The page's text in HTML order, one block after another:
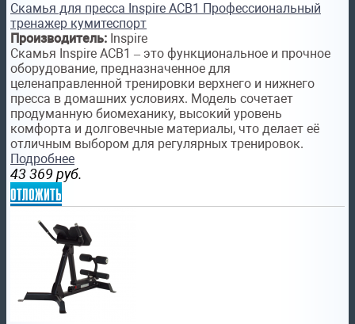
Скамья для пресса Inspire ACB1 Профессиональный
тренажер кумитеспорт
Производитель: Inspire
Скамья Inspire ACB1 – это функциональное и прочное
оборудование, предназначенное для
целенаправленной тренировки верхнего и нижнего
пресса в домашних условиях. Модель сочетает
продуманную биомеханику, высокий уровень
комфорта и долговечные материалы, что делает её
отличным выбором для регулярных тренировок.
Подробнее
43 369 руб.
отложить